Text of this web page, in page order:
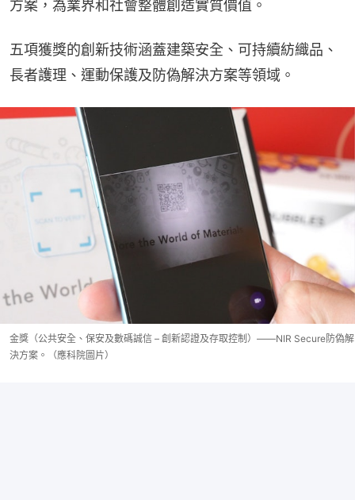
方案，為業界和社會整體創造實質價值。
五項獲獎的創新技術涵蓋建築安全、可持續紡織品、
長者護理、運動保護及防偽解決方案等領域。
金獎（公共安全、保安及數碼誠信 – 創新認證及存取控制）——NIR Secure防偽解
決方案。（應科院圖片）